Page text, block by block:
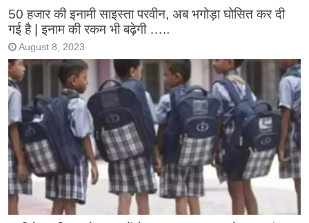
50 हजार की इनामी साइस्ता परवीन, अब भगोड़ा घोसित कर दी
गई है | इनाम की रकम भी बढ़ेगी …..
August 8, 2023